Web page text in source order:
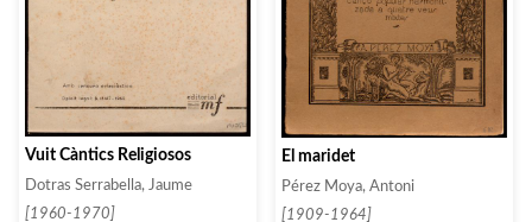
Vuit Càntics Religiosos
Dotras Serrabella, Jaume
[1960-1970]
El maridet
Pérez Moya, Antoni
[1909-1964]